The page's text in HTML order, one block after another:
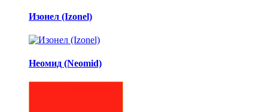
Изонел (Izonel)
Неомид (Neomid)